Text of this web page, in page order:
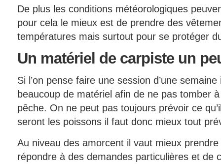
De plus les conditions météorologiques
pour cela le mieux est de prendre des
températures mais surtout pour se protéger
Un matériel de carpiste un
Si l’on pense faire une session d’une
beaucoup de matériel afin de ne pas tomber
pêche. On ne peut pas toujours prévoir ce
seront les poissons il faut donc mieux tout
Au niveau des amorcent il vaut mieux
répondre à des demandes particulières et de